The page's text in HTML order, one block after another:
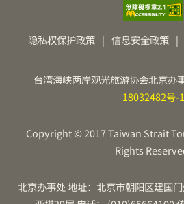
隐私权保护政策 | 信息安全政策 |
台湾海峡两岸观光旅游协会北京办
18032482号-1
Copyright © 2017 Taiwan Strait
Rights
北京办事处 地址：北京市朝阳区建国